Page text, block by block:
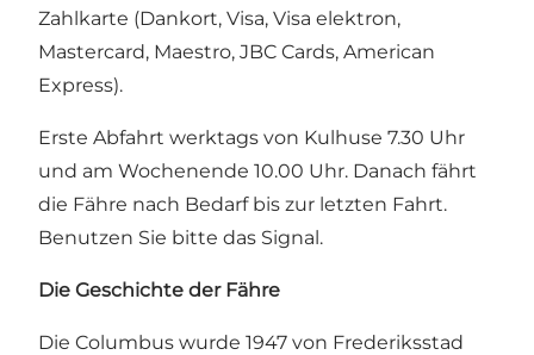
Zahlkarte (Dankort, Visa, Visa elektron,
Mastercard, Maestro, JBC Cards, American
Express).
Erste Abfahrt werktags von Kulhuse 7.30 Uhr
und am Wochenende 10.00 Uhr. Danach fährt
die Fähre nach Bedarf bis zur letzten Fahrt.
Benutzen Sie bitte das Signal.
Die Geschichte der Fähre
Die Columbus wurde 1947 von Frederiksstad